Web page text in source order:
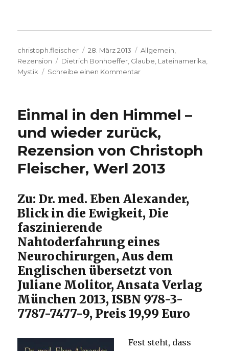
Autor
christoph.fleischer
Veröffentlicht
am
28. März 2013 Kategorien
Allgemein
Rezension
Schlagwörter
Dietrich Bonhoeffer Glaube Lateinamerika
Mystik
Schreibe einen Kommentarzu
Bonhoeffer,
von
Christian
Löhr,
Brandenburg
Einmal in den Himmel –
und wieder zurück,
Rezension von Christoph
Fleischer, Werl 2013
Zu: Dr. med. Eben Alexander,
Blick in die Ewigkeit, Die
faszinierende
Nahtoderfahrung eines
Neurochirurgen, Aus dem
Englischen übersetzt von
Juliane Molitor, Ansata Verlag
München 2013, ISBN 978-3-
7787-7477-9, Preis 19,99 Euro
Fest steht, dass